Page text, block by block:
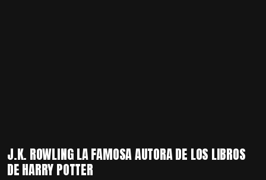
J.K. ROWLING LA FAMOSA AUTORA DE LOS LIBROS
DE HARRY POTTER